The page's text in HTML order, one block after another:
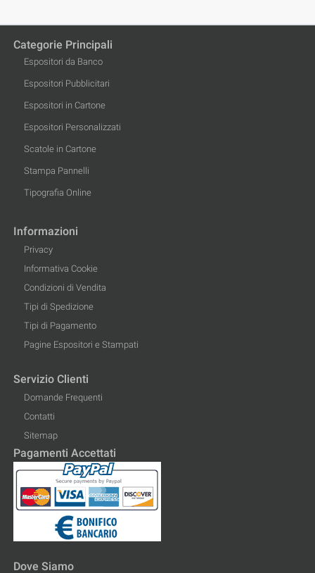
Categorie Principali
Espositori da Banco
Espositori Pubblicitari
Espositori in Cartone
Espositori Personalizzati
Scatole in Cartone
Stampa Pannelli
Tipografia Online
Informazioni
Privacy
Informativa Cookie
Condizioni di Vendita
Tipi di Spedizione
Tipi di Pagamento
Pagine Espositori e Stampati
Servizio Clienti
Domande Frequenti
Contatti
Sitemap
Pagamenti Accettati
Dove Siamo